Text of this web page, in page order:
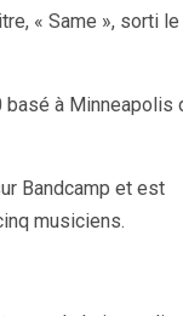
« Same », sorti le
basé à Minneapolis
Bandcamp et est
musiciens.